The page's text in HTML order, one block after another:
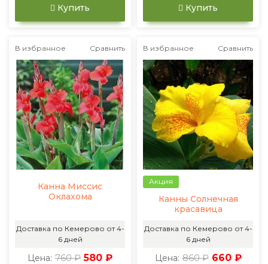
Купить Купить
В избранное Сравнить
Канна Миссис
Оклахома
Доставка по Кемерово от 4-
6 дней
Цена: 760 ₽ 580 ₽
В избранное Сравнить
Акция
Канны Солнечная
красавица
Доставка по Кемерово от 4-
6 дней
Цена: 860 ₽ 660 ₽